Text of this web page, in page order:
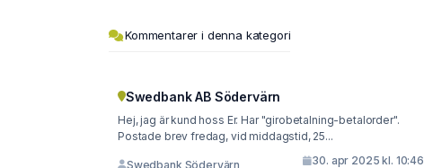
Kommentarer i denna kategori
Swedbank AB Södervärn
Hej, jag är kund hoss Er. Har "girobetalning-betalorder".
Postade brev fredag, vid middagstid, 25...
Swedbank Södervärn 30. apr 2025 kl. 10:46